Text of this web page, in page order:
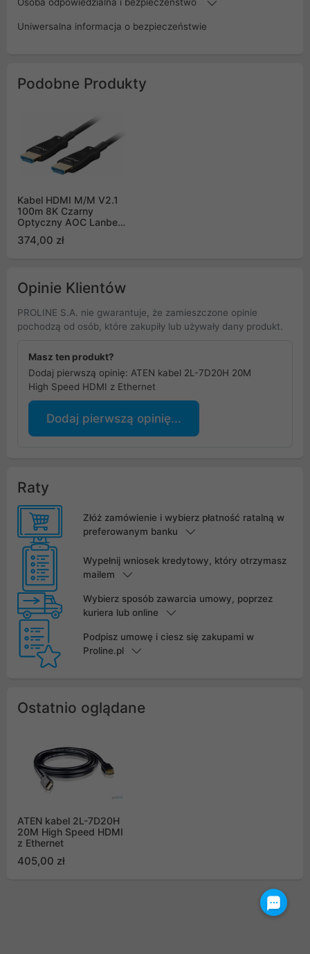
Osoba odpowiedzialna i bezpieczeństwo
Uniwersalna informacja o bezpieczeństwie
Podobne Produkty
Kabel HDMI M/M V2.1
100m 8K Czarny
Optyczny AOC Lanberg
(CA-HDMI-30FB-1000-
BK)
374,00 zł
Opinie Klientów
PROLINE S.A. nie gwarantuje, że zamieszczone opinie
pochodzą od osób, które zakupiły lub używały dany produkt.
Masz ten produkt?
Dodaj pierwszą opinię: ATEN kabel 2L-7D20H 20M
High Speed HDMI z Ethernet
Dodaj pierwszą opinię...
Raty
Złóż zamówienie i wybierz płatność ratalną w
preferowanym banku
Wypełnij wniosek kredytowy, który otrzymasz
mailem
Wybierz sposób zawarcia umowy, poprzez
kuriera lub online
Podpisz umowę i ciesz się zakupami w
Proline.pl
Ostatnio oglądane
ATEN kabel 2L-7D20H
20M High Speed HDMI
z Ethernet
405,00 zł